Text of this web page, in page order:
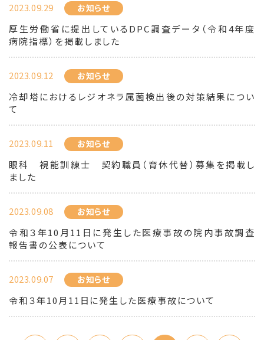
2023.09.29 お知らせ
厚生労働省に提出しているDPC調査データ（令和4年度
病院指標）を掲載しました
2023.09.12 お知らせ
冷却塔におけるレジオネラ属菌検出後の対策結果につい
て
2023.09.11 お知らせ
眼科 視能訓練士 契約職員（育休代替）募集を掲載し
ました
2023.09.08 お知らせ
令和３年10月11日に発生した医療事故の院内事故調査
報告書の公表について
2023.09.07 お知らせ
令和３年10月11日に発生した医療事故について